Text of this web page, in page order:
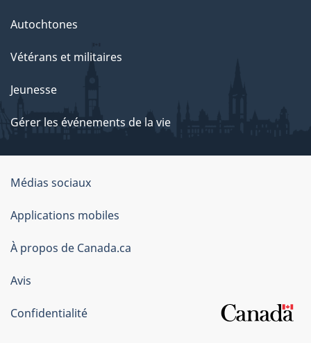
Autochtones
Vétérans et militaires
Jeunesse
Gérer les événements de la vie
Organisation
du
gouvernement
du
Canada
Médias sociaux
Applications mobiles
À propos de Canada.ca
Avis
Confidentialité